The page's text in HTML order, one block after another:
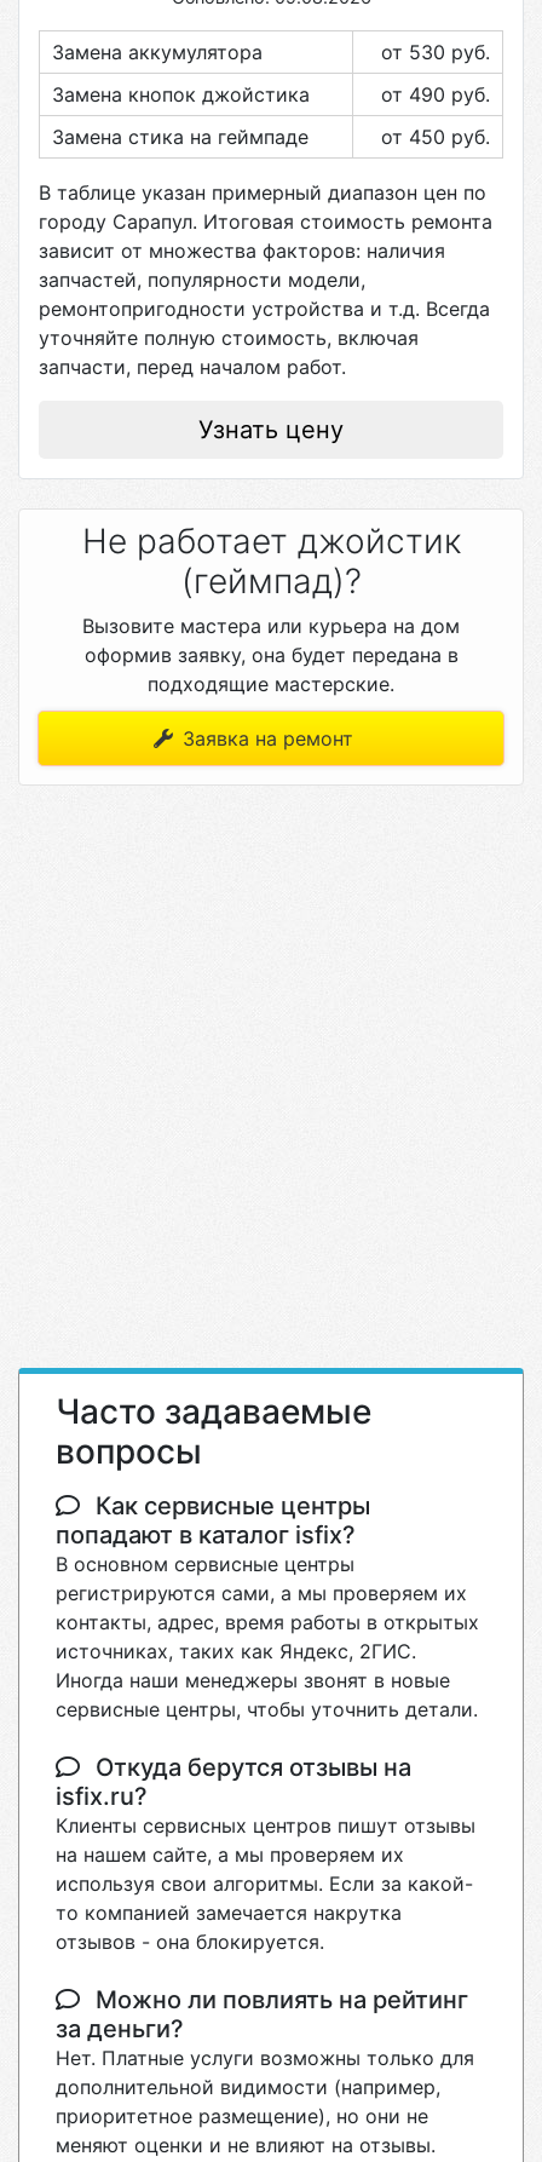
Замена аккумулятора от 530 руб.
Замена кнопок джойстика
от 490 руб.
Замена стика на геймпаде
от 450 руб.
В таблице указан примерный диапазон цен по
городу Сарапул. Итоговая стоимость ремонта
зависит от множества факторов: наличия
запчастей, популярности модели,
ремонтопригодности устройства и т.д. Всегда
уточняйте полную стоимость, включая
запчасти, перед началом работ.
Узнать цену
Не работает джойстик
(геймпад)?
Вызовите мастера или курьера на дом
оформив заявку, она будет передана в
подходящие мастерские.
Заявка на ремонт
Часто задаваемые
вопросы
Как сервисные центры
попадают в каталог isfix?
В основном сервисные центры
регистрируются сами, а мы проверяем их
контакты, адрес, время работы в открытых
источниках, таких как Яндекс, 2ГИС.
Иногда наши менеджеры звонят в новые
сервисные центры, чтобы уточнить детали.
Откуда берутся отзывы на
isfix.ru?
Клиенты сервисных центров пишут отзывы
на нашем сайте, а мы проверяем их
используя свои алгоритмы. Если за какой-
то компанией замечается накрутка
отзывов - она блокируется.
Можно ли повлиять на рейтинг
за деньги?
Нет. Платные услуги возможны только для
дополнительной видимости (например,
приоритетное размещение), но они не
меняют оценки и не влияют на отзывы.